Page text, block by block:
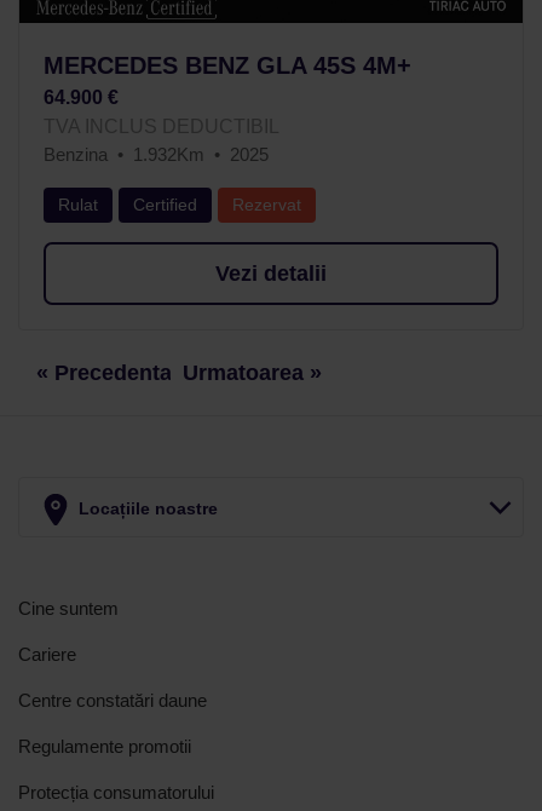
MERCEDES BENZ GLA 45S 4M+
64.900 €
TVA INCLUS DEDUCTIBIL
Benzina
1.932Km 2025
Rulat Certified Rezervat
Vezi detalii
« Precedenta Urmatoarea »
Locațiile noastre
Cine suntem
Cariere
Centre constatări daune
Regulamente promotii
Protecția consumatorului